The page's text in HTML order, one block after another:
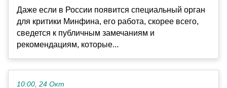
Даже если в России появится специальный орган
для критики Минфина, его работа, скорее всего,
сведется к публичным замечаниям и
рекомендациям, которые...
10:00, 24 Окт